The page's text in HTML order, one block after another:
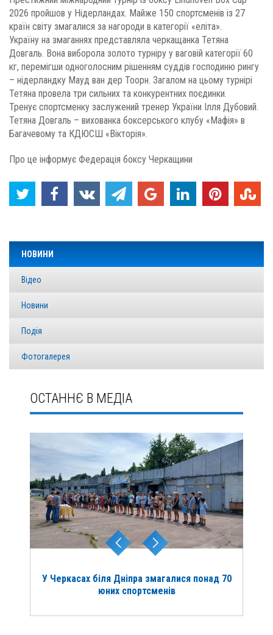
2026 пройшов у Нідерландах. Майже 150 спортсменів із 27
країн світу змагалися за нагороди в категорії «еліта».
Україну на змаганнях представляла черкащанка Тетяна
Довгаль. Вона виборола золото турніру у ваговій категорії 60
кг, перемігши одноголосним рішенням суддів господиню рингу
– нідерландку Мауд ван дер Тоорн. Загалом на цьому турнірі
Тетяна провела три сильних та конкурентних поєдинки.
Тренує спортсменку заслужений тренер України Ілля Дубовий.
Тетяна Довгаль – вихованка боксерського клубу «Мафія» в
Багачевому та КДЮСШ «Вікторія».
Про це інформує Федерація боксу Черкащини
НОВИНИ
Відео
Новини
Подія
Фотогалерея
ОСТАННЄ В МЕДІА
У Черкасах біля Дніпра змагалися понад 70
юних спортсменів